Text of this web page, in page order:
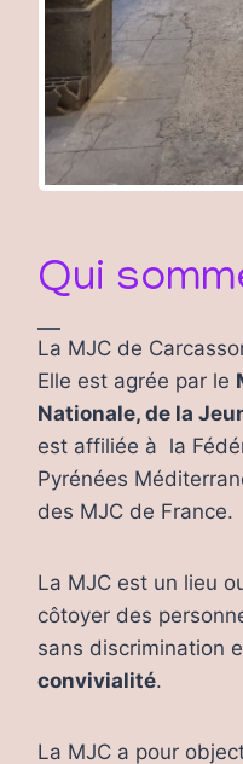
Qui
La MJC de
Elle est agrée par le
Nationale, de la
est affiliée à la
Pyrénées
des MJC de France.
La MJC est un lieu
côtoyer des
sans discrimination
convivialité.
La MJC a pour